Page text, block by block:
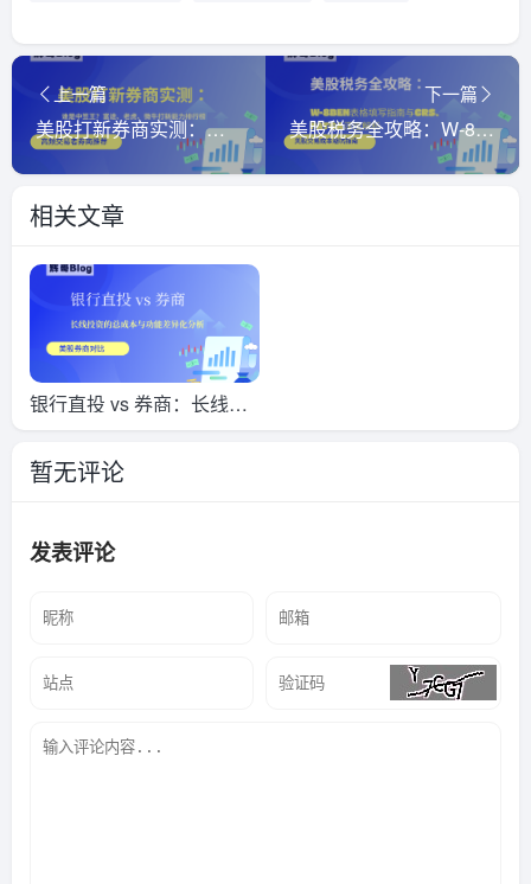
上一篇
美股打新券商实测：谁是中签王？富途、老虎、微牛打新能力排行榜
下一篇
美股税务全攻略：W-8BEN表格填写指南与CRS、FATCA深度解析
相关文章
银行直投 vs 券商：长线投
资的总成本与功能差异化分
析
暂无评论
发表评论